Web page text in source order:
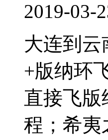
2019-03-
大连到云
+版纳环
直接飞版
程；希夷